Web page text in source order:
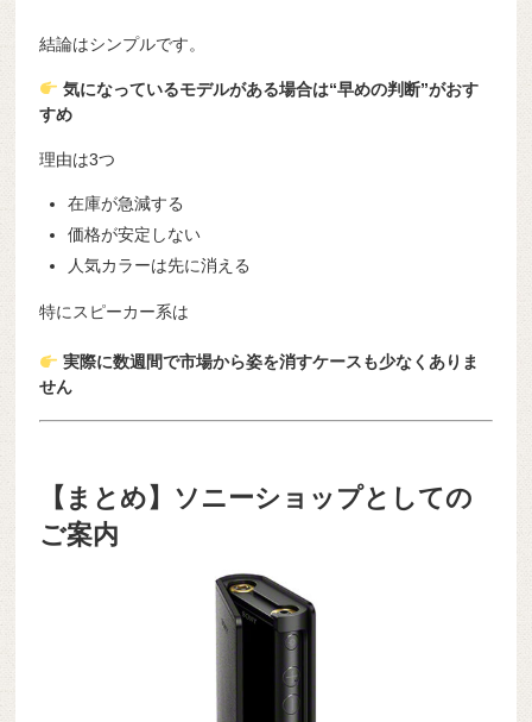
結論はシンプルです。
気になっているモデルがある場合は“早めの判断”がおす
すめ
理由は3つ
在庫が急減する
価格が安定しない
人気カラーは先に消える
特にスピーカー系は
実際に数週間で市場から姿を消すケースも少なくありま
せん
【まとめ】ソニーショップとしての
ご案内